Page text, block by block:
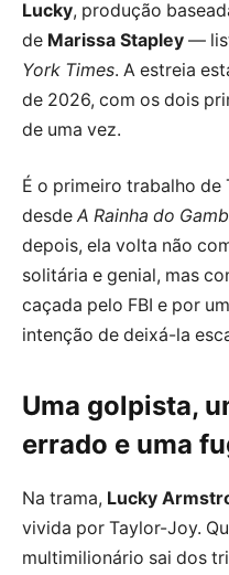
Lucky, produção
de Marissa Stapley —
York Times. A estreia
de 2026, com os dois
de uma vez.
É o primeiro trabalho de
desde A Rainha do
depois, ela volta não
solitária e genial, mas
caçada pelo FBI e por
intenção de deixá-la
Uma golpista,
errado e uma
Na trama, Lucky
vivida por Taylor-Joy.
multimilionário sai dos